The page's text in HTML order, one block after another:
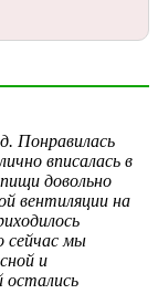
Понравилась
вписалась в
довольно
вентиляции на
сейчас мы
и
остались